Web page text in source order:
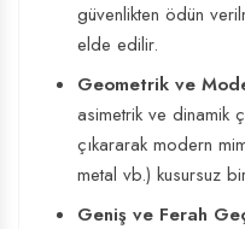
güvenlikten ödün
elde edilir.
Geometrik ve
asimetrik ve dinamik
çıkararak modern
metal vb.) kusursuz
Geniş ve Ferah